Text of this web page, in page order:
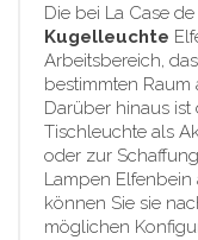
Die bei La Case
Kugelleuchte
Arbeitsbereich,
bestimmten
Darüber hinaus ist
Tischleuchte als
oder zur
Lampen Elfenbein
können Sie sie
möglichen